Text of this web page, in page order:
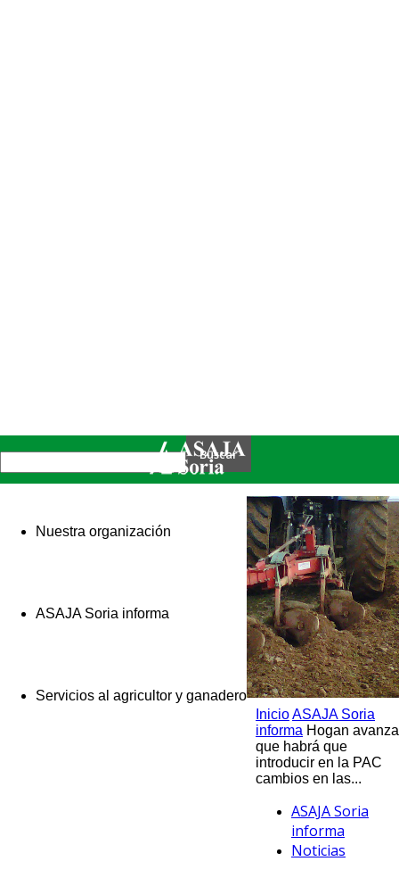
Nuestra organización
ASAJA Soria informa
Servicios al agricultor y ganadero
InicioASAJA Soria
informa Hogan avanza
que habrá que
introducir en la PAC
cambios en las...
ASAJA Soria
informa
Noticias